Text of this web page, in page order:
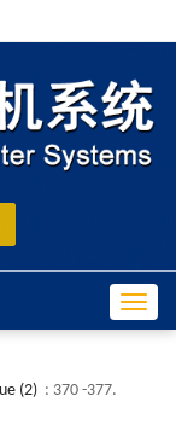
(2) : 370 -377.